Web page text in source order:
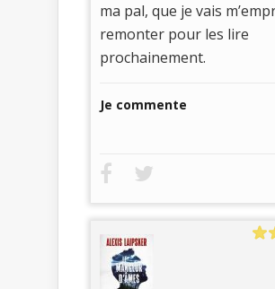
ma pal, que je vais
remonter pour les lire
prochainement.
Je commente